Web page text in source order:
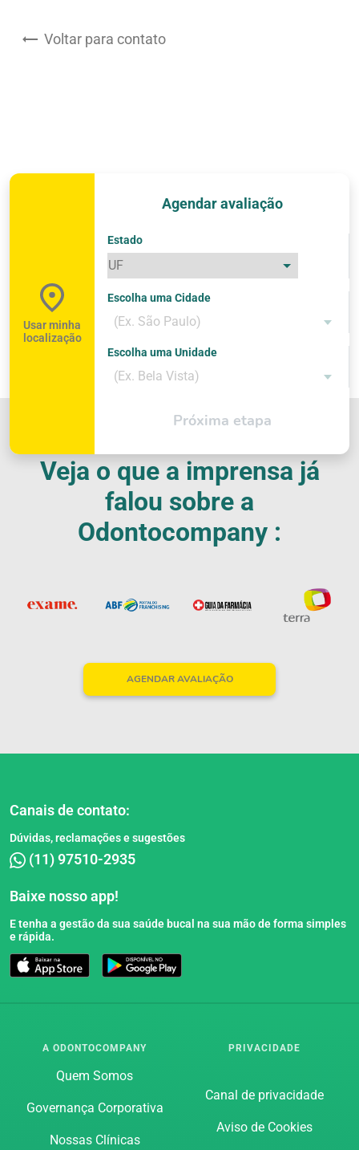
Nossos Parceiros
Voltar para contato
Usar minha
localização
Agendar avaliação
Estado
Escolha uma Cidade
(Ex. São Paulo)
Escolha uma Unidade
(Ex. Bela Vista)
Próxima etapa
Veja o que a imprensa já
falou sobre a
Odontocompany :
AGENDAR AVALIAÇÃO
Canais de contato:
Dúvidas, reclamações e sugestões
(11) 97510-2935
Baixe nosso app!
E tenha a gestão da sua saúde bucal na sua mão de forma simples
e rápida.
A ODONTOCOMPANY
Quem Somos
Governança Corporativa
Nossas Clínicas
PRIVACIDADE
Canal de privacidade
Aviso de Cookies